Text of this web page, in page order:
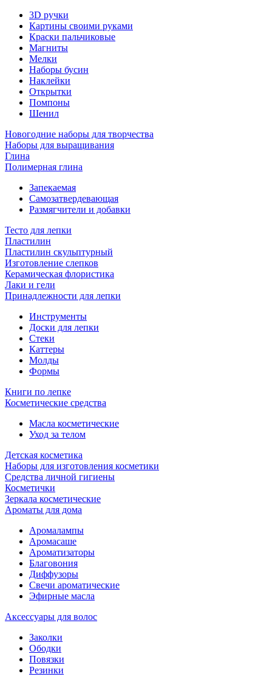
3D ручки
Картины своими руками
Краски пальчиковые
Магниты
Мелки
Наборы бусин
Наклейки
Открытки
Помпоны
Шенил
Новогодние наборы для творчества
Наборы для выращивания
Глина
Полимерная глина
Запекаемая
Самозатвердевающая
Размягчители и добавки
Тесто для лепки
Пластилин
Пластилин скульптурный
Изготовление слепков
Керамическая флористика
Лаки и гели
Принадлежности для лепки
Инструменты
Доски для лепки
Стеки
Каттеры
Молды
Формы
Книги по лепке
Косметические средства
Масла косметические
Уход за телом
Детская косметика
Наборы для изготовления косметики
Средства личной гигиены
Косметички
Зеркала косметические
Ароматы для дома
Аромалампы
Аромасаше
Ароматизаторы
Благовония
Диффузоры
Свечи ароматические
Эфирные масла
Аксессуары для волос
Заколки
Ободки
Повязки
Резинки